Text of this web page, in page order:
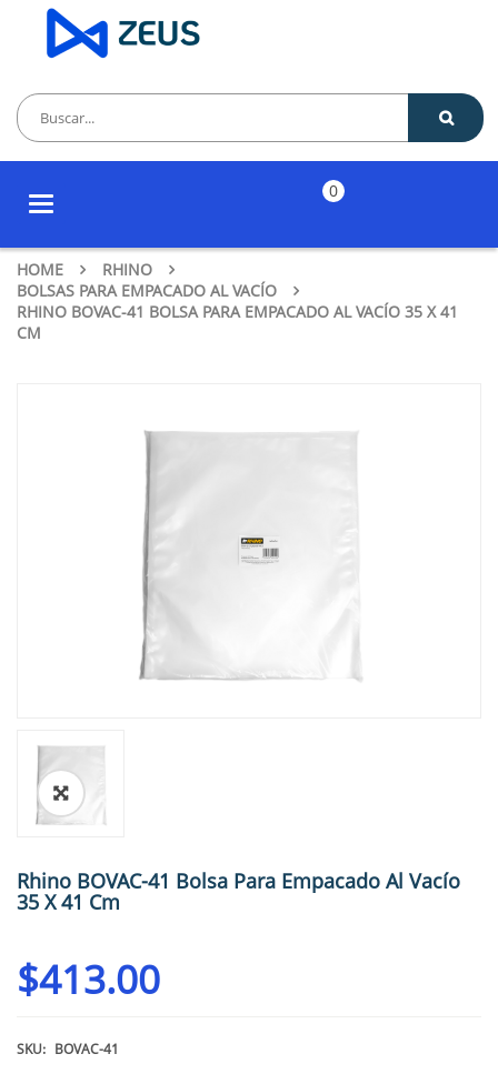
Toggle
0
HOME
RHINO
BOLSAS PARA EMPACADO AL VACÍO
RHINO BOVAC-41 BOLSA PARA EMPACADO AL VACÍO 35 X 41
CM
🔍
Rhino BOVAC-41 Bolsa Para Empacado Al Vacío
35 X 41 Cm
$413.00
SKU: BOVAC-41